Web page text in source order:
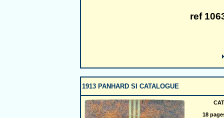
ref
1913 PANHARD SI CATALOGUE
18